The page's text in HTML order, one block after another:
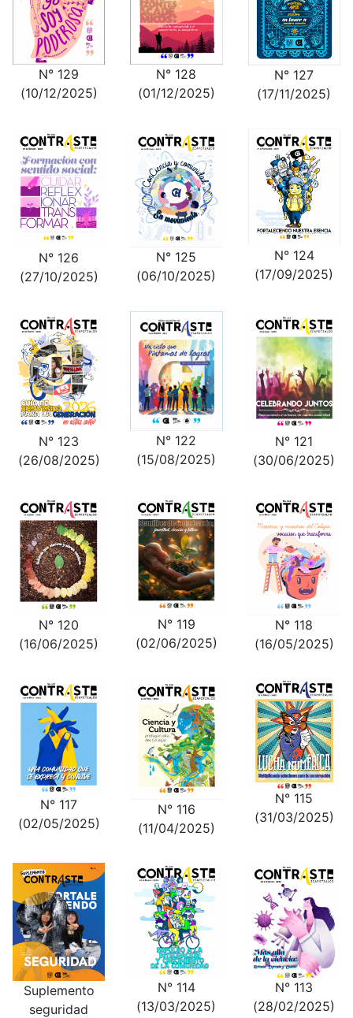
N° 129
(10/12/2025)
N° 128
(01/12/2025)
N° 127
(17/11/2025)
N° 126
(27/10/2025)
N° 125
(06/10/2025)
N° 124
(17/09/2025)
N° 123
(26/08/2025)
N° 122
(15/08/2025)
N° 121
(30/06/2025)
N° 120
(16/06/2025)
N° 119
(02/06/2025)
N° 118
(16/05/2025)
N° 117
(02/05/2025)
N° 116
(11/04/2025)
N° 115
(31/03/2025)
Suplemento
seguridad
N° 114
(13/03/2025)
N° 113
(28/02/2025)